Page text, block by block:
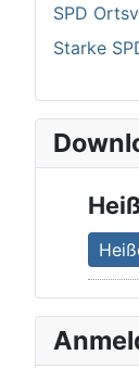
SPD
Starke